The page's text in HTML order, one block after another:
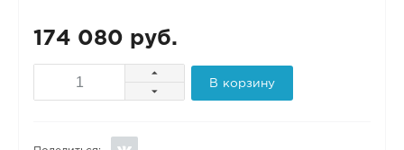
174 080 руб.
В корзину